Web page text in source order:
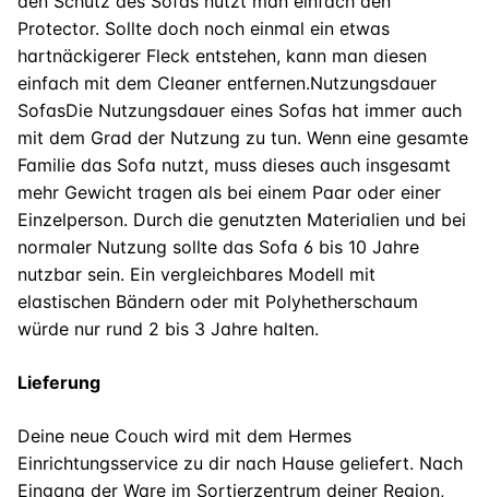
Protector. Sollte doch noch einmal ein etwas
hartnäckigerer Fleck entstehen, kann man diesen
einfach mit dem Cleaner entfernen.Nutzungsdauer
SofasDie Nutzungsdauer eines Sofas hat immer auch
mit dem Grad der Nutzung zu tun. Wenn eine gesamte
Familie das Sofa nutzt, muss dieses auch insgesamt
mehr Gewicht tragen als bei einem Paar oder einer
Einzelperson. Durch die genutzten Materialien und bei
normaler Nutzung sollte das Sofa 6 bis 10 Jahre
nutzbar sein. Ein vergleichbares Modell mit
elastischen Bändern oder mit Polyhetherschaum
würde nur rund 2 bis 3 Jahre halten.
Lieferung
Deine neue Couch wird mit dem Hermes
Einrichtungsservice zu dir nach Hause geliefert. Nach
Eingang der Ware im Sortierzentrum deiner Region,